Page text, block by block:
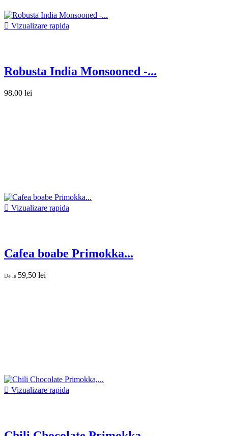
 Vizualizare rapida
Robusta India Monsooned -...
98,00 lei
 Vizualizare rapida
Cafea boabe Primokka...
De la 59,50 lei
 Vizualizare rapida